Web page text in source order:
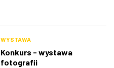
WYSTAWA
Konkurs - wystawa
fotografii